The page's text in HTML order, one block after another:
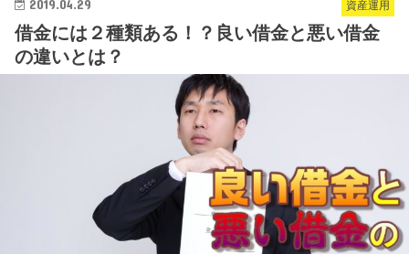
資産運用
2019.04.29
借金には２種類ある！？良い借金と悪い借金
の違いとは？